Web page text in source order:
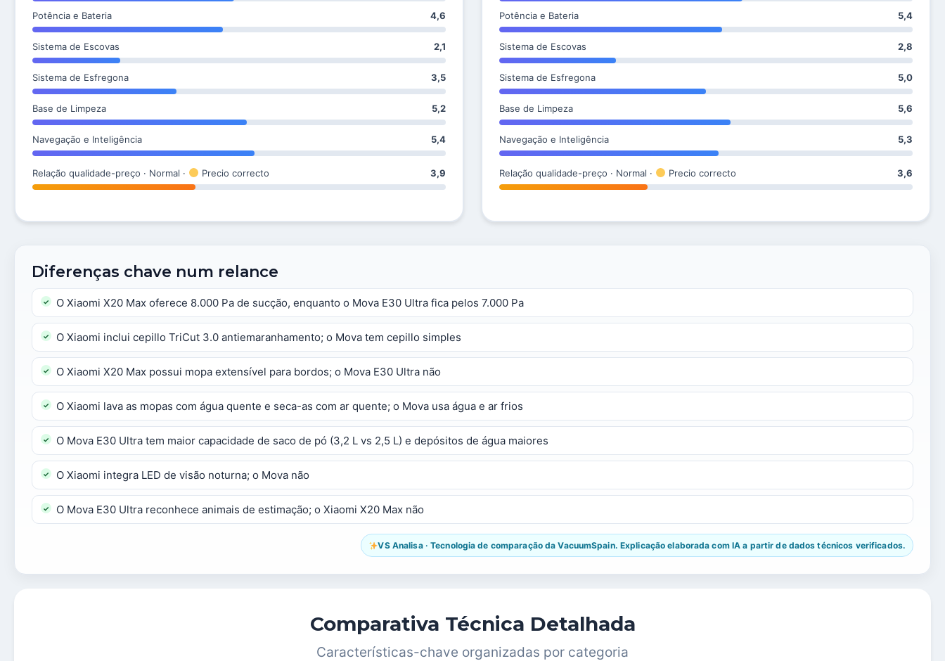
Potência e Bateria 4,6
Sistema de Escovas 2,1
Sistema de Esfregona 3,5
Base de Limpeza 5,2
Navegação e Inteligência 5,4
Relação qualidade-preço · Normal · Precio correcto 3,9
Potência e Bateria 5,4
Sistema de Escovas 2,8
Sistema de Esfregona 5,0
Base de Limpeza 5,6
Navegação e Inteligência 5,3
Relação qualidade-preço · Normal · Precio correcto 3,6
Diferenças chave num relance
O Xiaomi X20 Max oferece 8.000 Pa de sucção, enquanto o Mova E30 Ultra fica pelos 7.000 Pa
O Xiaomi inclui cepillo TriCut 3.0 antiemaranhamento; o Mova tem cepillo simples
O Xiaomi X20 Max possui mopa extensível para bordos; o Mova E30 Ultra não
O Xiaomi lava as mopas com água quente e seca-as com ar quente; o Mova usa água e ar frios
O Mova E30 Ultra tem maior capacidade de saco de pó (3,2 L vs 2,5 L) e depósitos de água maiores
O Xiaomi integra LED de visão noturna; o Mova não
O Mova E30 Ultra reconhece animais de estimação; o Xiaomi X20 Max não
VS Analisa · Tecnologia de comparação da VacuumSpain. Explicação elaborada com IA a partir de dados técnicos verificados.
Comparativa Técnica Detalhada
Características-chave organizadas por categoria